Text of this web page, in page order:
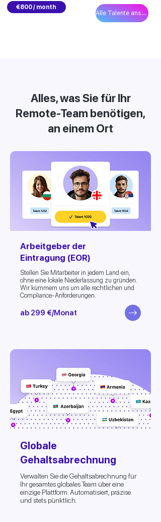
€800 / month
Alle Talente ansehen
Alles, was Sie für Ihr
Remote-Team benötigen,
an einem Ort
Arbeitgeber der
Eintragung (EOR)
Stellen Sie Mitarbeiter in jedem Land ein,
ohne eine lokale Niederlassung zu gründen.
Wir kümmern uns um alle rechtlichen und
Compliance-Anforderungen.
ab 299 €/Monat
Globale
Gehaltsabrechnung
Verwalten Sie die Gehaltsabrechnung für
Ihr gesamtes globales Team über eine
einzige Plattform. Automatisiert, präzise
und stets pünktlich.